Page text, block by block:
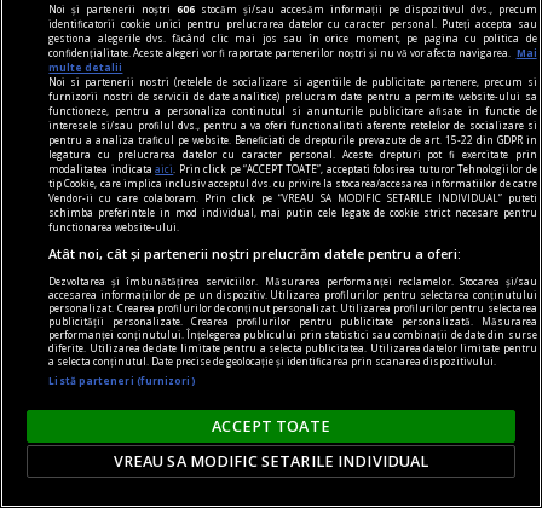
fraudare kilometraj
De ce fraudarea kilometrajului rămâne o
problemă majoră pe piața mașinilor second-
hand?
O mașină este un mare ajutor în repetate
rânduri. În mediul urban este o necesitate. De
asemenea, și în cazul celor care stau în mediul
rural și fac naveta este un mijloc de transport
obligatoriu. Însă, oscilațiile economiei afectează
puterea de cumpărare.
Noi și partenerii noștri606 stocăm și/sau accesăm informații pe dispozitivul dvs., precum
identificatorii cookie unici pentru prelucrarea datelor cu caracter personal. Puteți accepta sau
gestiona alegerile dvs. făcând clic mai jos sau în orice moment, pe pagina cu politica de
confidențialitate. Aceste alegeri vor fi raportate partenerilor noștri și nu vă vor afecta navigarea.
Mai
multe detalii
Noi si partenerii nostri (retelele de socializare si agentiile de publicitate partenere, precum si
furnizorii nostri de servicii de date analitice) prelucram date pentru a permite website-ului sa
functioneze, pentru a personaliza continutul si anunturile publicitare afisate in functie de
interesele si/sau profilul dvs., pentru a va oferi functionalitati aferente retelelor de socializare si
pentru a analiza traficul pe website. Beneficiati de drepturile prevazute de art. 15-22 din GDPR in
legatura cu prelucrarea datelor cu caracter personal. Aceste drepturi pot fi exercitate prin
modalitatea indicataaici
. Prin click pe “ACCEPT TOATE”, acceptati folosirea tuturor Tehnologiilor de
tip Cookie, care implica inclusiv acceptul dvs. cu privire la stocarea/accesarea informatiilor de catre
Vendor-ii cu care colaboram. Prin click pe “VREAU SA MODIFIC SETARILE INDIVIDUAL” puteti
schimba preferintele in mod individual, mai putin cele legate de cookie strict necesare pentru
functionarea website-ului.
Atât noi, cât și partenerii noștri prelucrăm datele pentru a oferi:
Dezvoltarea și îmbunătățirea serviciilor. Măsurarea performanței reclamelor. Stocarea și/sau
accesarea informațiilor de pe un dispozitiv. Utilizarea profilurilor pentru selectarea conținutului
personalizat. Crearea profilurilor de conținut personalizat. Utilizarea profilurilor pentru selectarea
publicității personalizate. Crearea profilurilor pentru publicitate personalizată. Măsurarea
performanței conținutului. Înțelegerea publicului prin statistici sau combinații de date din surse
diferite. Utilizarea de date limitate pentru a selecta publicitatea. Utilizarea datelor limitate pentru
a selecta conținutul. Date precise de geolocație și identificarea prin scanarea dispozitivului.
Listă parteneri (furnizori)
ACCEPT TOATE
VREAU SA MODIFIC SETARILE INDIVIDUAL